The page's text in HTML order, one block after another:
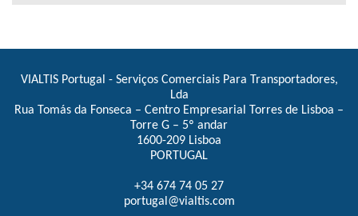
VIALTIS Portugal - Serviços Comerciais Para Transportadores,
Lda
Rua Tomás da Fonseca – Centro Empresarial Torres de Lisboa –
Torre G – 5º andar
1600-209 Lisboa
PORTUGAL
+34 674 74 05 27
portugal@vialtis.com